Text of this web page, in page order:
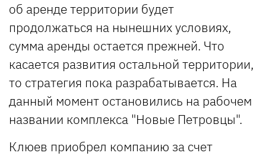
об аренде территории будет
продолжаться на нынешних условиях,
сумма аренды остается прежней. Что
касается развития остальной территории,
то стратегия пока разрабатывается. На
данный момент остановились на рабочем
названии комплекса "Новые Петровцы".
Клюев приобрел компанию за счет